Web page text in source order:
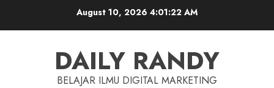
August 10, 2026 4:01:23 AM
DAILY RANDY
BELAJAR ILMU DIGITAL MARKETING